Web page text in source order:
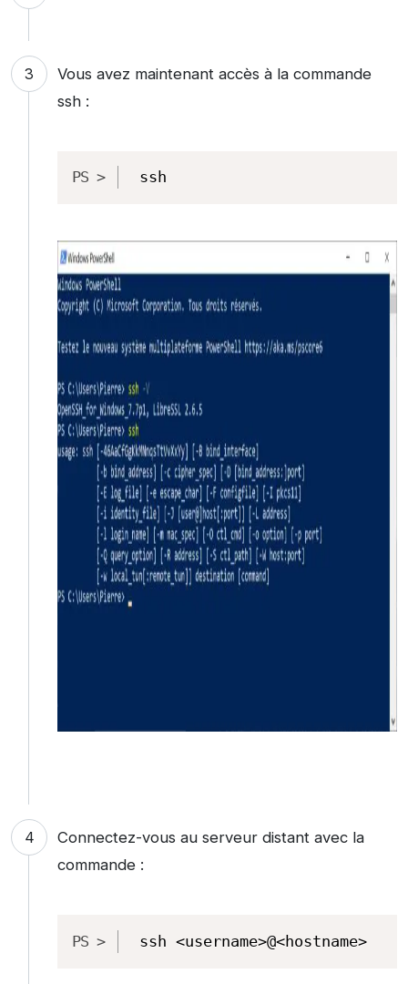
Vous avez maintenant accès à la commande
ssh :
ssh
Connectez-vous au serveur distant avec la
commande :
ssh <username>@<hostname>